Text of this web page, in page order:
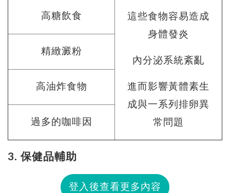
高糖飲食
這些食物容易造成
身體發炎
內分泌系統紊亂
進而影響黃體素生
成與一系列排卵異
常問題
精緻澱粉
高油炸食物
過多的咖啡因
3. 保健品輔助
登入後查看更多內容